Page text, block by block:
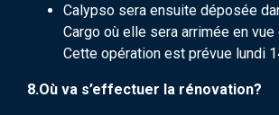
Calypso sera ensuite déposée
Cargo où elle sera arrimée en
Cette opération est prévue lundi
8.Où va s’effectuer la rénovation?